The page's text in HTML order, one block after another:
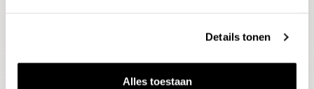
Details tonen
Alles toestaan